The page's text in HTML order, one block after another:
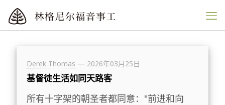
Derek Thomas — 2026年03月25日
基督徒生活如同天路客
所有十字架的朝圣者都同意："前进和向